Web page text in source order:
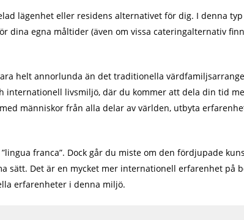
lägenhet eller residens alternativet för dig. I denna
dina egna måltider (även om vissa cateringalternativ
helt annorlunda än det traditionella
internationell livsmiljö, där du kommer att dela din tid
människor från alla delar av världen, utbyta
franca”. Dock går du miste om den fördjupade
sätt. Det är en mycket mer internationell erfarenhet på
erfarenheter i denna miljö.